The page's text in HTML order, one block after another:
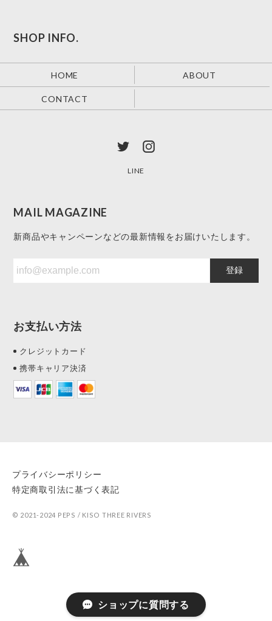
SHOP INFO.
HOME ABOUT
CONTACT
LINE
MAIL MAGAZINE
新商品やキャンペーンなどの最新情報をお届けいたします。
登録
お支払い方法
クレジットカード
携帯キャリア決済
プライバシーポリシー
特定商取引法に基づく表記
© 2021-2024 PEPS / KISO THREE RIVERS
ショップに質問する